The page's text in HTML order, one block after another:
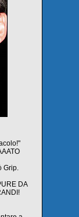
Grip.
DA